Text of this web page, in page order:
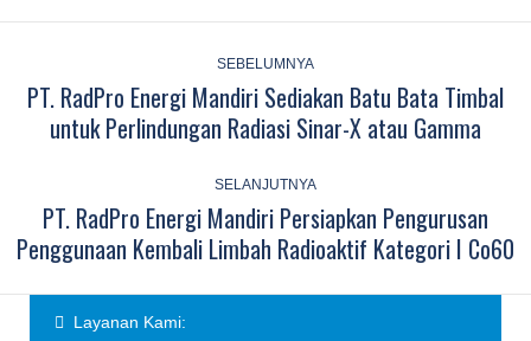
navigation
SEBELUMNYA
Previous
post:
PT. RadPro Energi Mandiri Sediakan Batu Bata Timbal
untuk Perlindungan Radiasi Sinar-X atau Gamma
SELANJUTNYA
Next
post:
PT. RadPro Energi Mandiri Persiapkan Pengurusan
Penggunaan Kembali Limbah Radioaktif Kategori I Co60
Layanan Kami: